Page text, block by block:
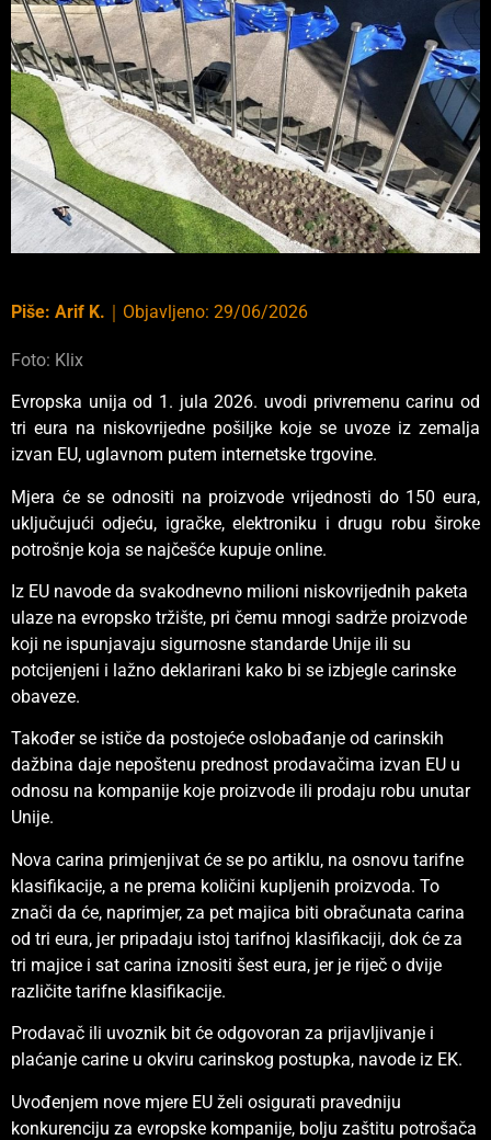
Piše: Arif K. ｜ Objavljeno: 29/06/2026
Foto: Klix
Evropska unija od 1. jula 2026. uvodi privremenu carinu od
tri eura na niskovrijedne pošiljke koje se uvoze iz zemalja
izvan EU, uglavnom putem internetske trgovine.
Mjera će se odnositi na proizvode vrijednosti do 150 eura,
uključujući odjeću, igračke, elektroniku i drugu robu široke
potrošnje koja se najčešće kupuje online.
Iz EU navode da svakodnevno milioni niskovrijednih paketa
ulaze na evropsko tržište, pri čemu mnogi sadrže proizvode
koji ne ispunjavaju sigurnosne standarde Unije ili su
potcijenjeni i lažno deklarirani kako bi se izbjegle carinske
obaveze.
Također se ističe da postojeće oslobađanje od carinskih
dažbina daje nepoštenu prednost prodavačima izvan EU u
odnosu na kompanije koje proizvode ili prodaju robu unutar
Unije.
Nova carina primjenjivat će se po artiklu, na osnovu tarifne
klasifikacije, a ne prema količini kupljenih proizvoda. To
znači da će, naprimjer, za pet majica biti obračunata carina
od tri eura, jer pripadaju istoj tarifnoj klasifikaciji, dok će za
tri majice i sat carina iznositi šest eura, jer je riječ o dvije
različite tarifne klasifikacije.
Prodavač ili uvoznik bit će odgovoran za prijavljivanje i
plaćanje carine u okviru carinskog postupka, navode iz EK.
Uvođenjem nove mjere EU želi osigurati pravedniju
konkurenciju za evropske kompanije, bolju zaštitu potrošača